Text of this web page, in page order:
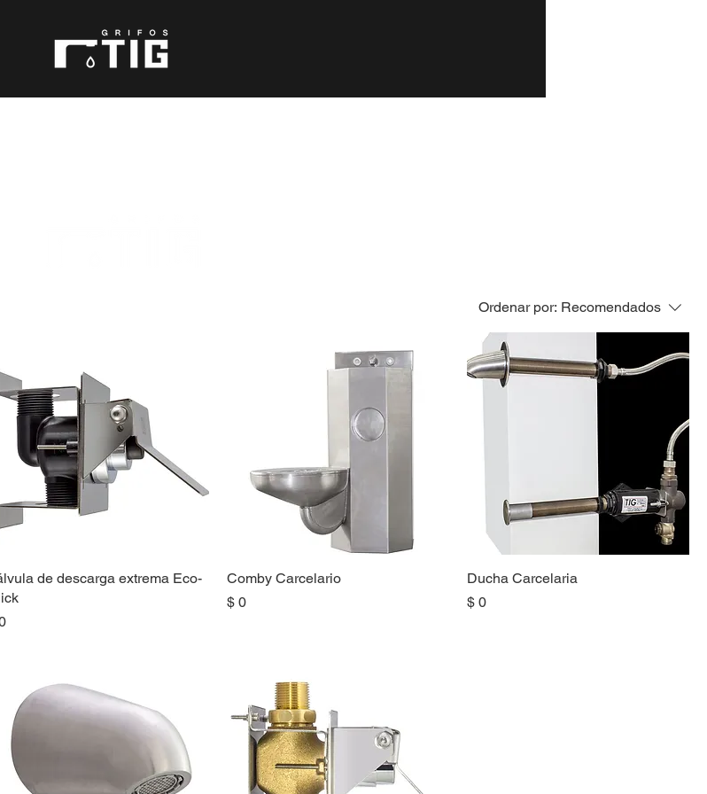
Ordenar por: Recomendados
de descarga extrema Eco-
Comby Carcelario
Precio
$ 0
Ducha Carcelaria
Precio
$ 0